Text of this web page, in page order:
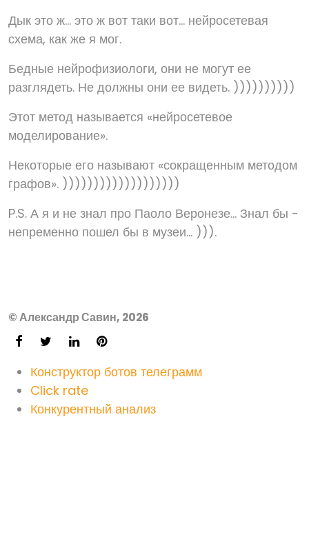
Дык это ж... это ж вот таки вот... нейросетевая
схема, как же я мог.
Бедные нейрофизиологи, они не могут ее
разглядеть. Не должны они ее видеть. ))))))))))
Этот метод называется «нейросетевое
моделирование».
Некоторые его называют «сокращенным методом
графов». )))))))))))))))))))
P.S. А я и не знал про Паоло Веронезе... Знал бы -
непременно пошел бы в музеи... ))).
© Александр Савин, 2026
Конструктор ботов телеграмм
Click rate
Конкурентный анализ